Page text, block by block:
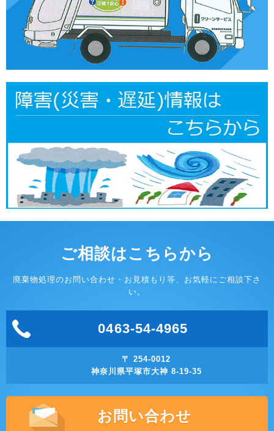
ご相談はこちらから
廃棄物処理のお問い合わせ・お見積もり等、お気軽にご相談下さ
い。
0463-54-4965
〒 254-0012
神奈川県平塚市大神 8-19-35
お問い合わせ